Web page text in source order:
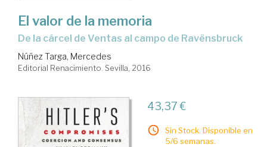
El valor de la memoria
de la cárcel de Ventas al campo de Ravënsbruck
Núñez Targa, Mercedes
Editorial Renacimiento. Sevilla, 2016
43,37 €
Sin Stock. Disponible en
5/6 semanas.